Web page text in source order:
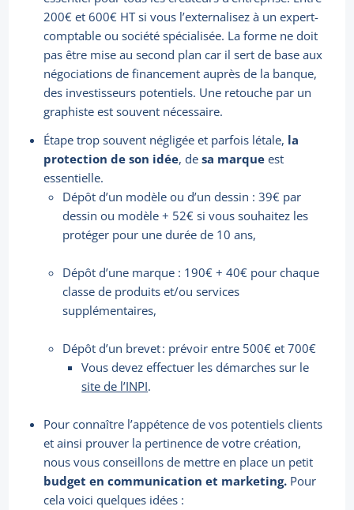
200€ et 600€ HT si vous l’externalisez à un expert-
comptable ou société spécialisée. La forme ne doit
pas être mise au second plan car il sert de base aux
négociations de financement auprès de la banque,
des investisseurs potentiels. Une retouche par un
graphiste est souvent nécessaire.
Étape trop souvent négligée et parfois létale, la
protection de son idée, desa marque est
essentielle.
Dépôt d’un modèle ou d’un dessin : 39€ par
dessin ou modèle + 52€ si vous souhaitez les
protéger pour une durée de 10 ans,
Dépôt d’une marque : 190€ + 40€ pour chaque
classe de produits et/ou services
supplémentaires,
Dépôt d’un brevet : prévoir entre 500€ et 700€
Vous devez effectuer les démarches sur le
site de l’INPI.
Pour connaître l’appétence de vos potentiels clients
et ainsi prouver la pertinence de votre création,
nous vous conseillons de mettre en place un petit
budget en communication et marketing. Pour
cela voici quelques idées :